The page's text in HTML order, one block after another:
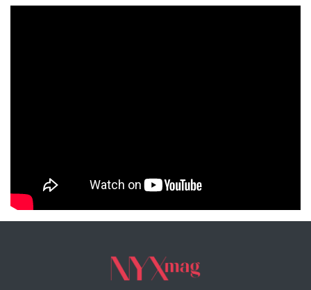
NYXmag 2. Yaş Kutlama Etkinliği